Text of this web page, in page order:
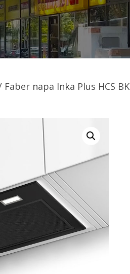
Faber napa Inka Plus HCS BK